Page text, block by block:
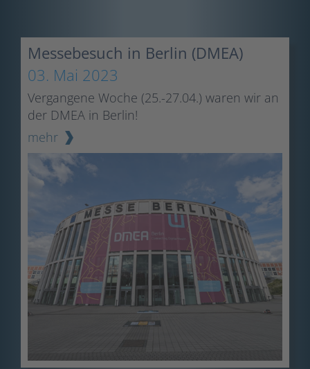
Messebesuch in Berlin (DMEA)
03. Mai 2023
Vergangene Woche (25.-27.04.) waren wir an
der DMEA in Berlin!
mehr